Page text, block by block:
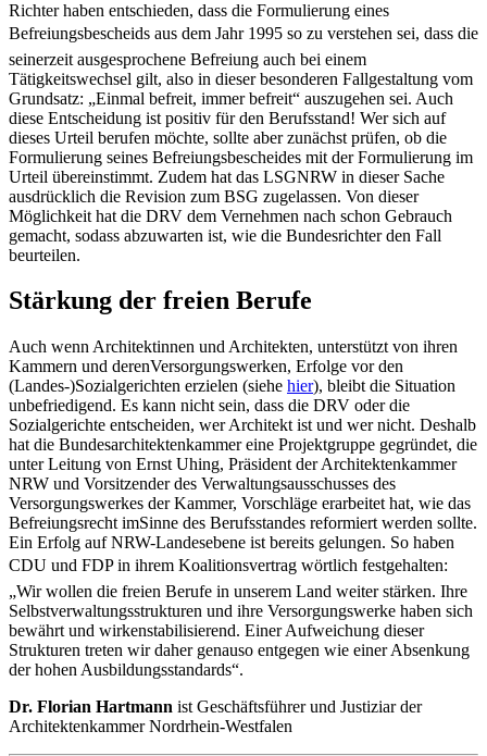
Richter haben entschieden, dass die Formulierung eines
Befreiungsbescheids aus dem Jahr 1995 so zu verstehen sei, dass die
seinerzeit ausgesprochene Befreiung auch bei einem
Tätigkeitswechsel gilt, also in dieser besonderen Fallgestaltung vom
Grundsatz: „Einmal befreit, immer befreit“ auszugehen sei. Auch
diese Entscheidung ist positiv für den Berufsstand! Wer sich auf
dieses Urteil berufen möchte, sollte aber zunächst prüfen, ob die
Formulierung seines Befreiungsbescheides mit der Formulierung im
Urteil übereinstimmt. Zudem hat das LSGNRW in dieser Sache
ausdrücklich die Revision zum BSG zugelassen. Von dieser
Möglichkeit hat die DRV dem Vernehmen nach schon Gebrauch
gemacht, sodass abzuwarten ist, wie die Bundesrichter den Fall
beurteilen.
Stärkung der freien Berufe
Auch wenn Architektinnen und Architekten, unterstützt von ihren
Kammern und derenVersorgungswerken, Erfolge vor den
(Landes-)Sozialgerichten erzielen (siehe hier), bleibt die Situation
unbefriedigend. Es kann nicht sein, dass die DRV oder die
Sozialgerichte entscheiden, wer Architekt ist und wer nicht. Deshalb
hat die Bundesarchitektenkammer eine Projektgruppe gegründet, die
unter Leitung von Ernst Uhing, Präsident der Architektenkammer
NRW und Vorsitzender des Verwaltungsausschusses des
Versorgungswerkes der Kammer, Vorschläge erarbeitet hat, wie das
Befreiungsrecht imSinne des Berufsstandes reformiert werden sollte.
Ein Erfolg auf NRW-Landesebene ist bereits gelungen. So haben
CDU und FDP in ihrem Koalitionsvertrag wörtlich festgehalten:
„Wir wollen die freien Berufe in unserem Land weiter stärken. Ihre
Selbstverwaltungsstrukturen und ihre Versorgungswerke haben sich
bewährt und wirkenstabilisierend. Einer Aufweichung dieser
Strukturen treten wir daher genauso entgegen wie einer Absenkung
der hohen Ausbildungsstandards“.
Dr. Florian Hartmann ist Geschäftsführer und Justiziar der
Architektenkammer Nordrhein-Westfalen